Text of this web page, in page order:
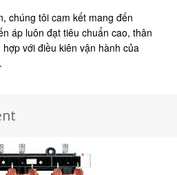
chúng tôi cam kết mang đến
áp luôn đạt tiêu chuẩn cao, thân
với điều kiên vận hành của